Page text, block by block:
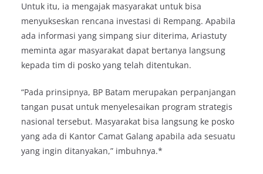
Untuk itu, ia mengajak masyarakat untuk bisa
menyukseskan rencana investasi di Rempang. Apabila
ada informasi yang simpang siur diterima, Ariastuty
meminta agar masyarakat dapat bertanya langsung
kepada tim di posko yang telah ditentukan.
“Pada prinsipnya, BP Batam merupakan perpanjangan
tangan pusat untuk menyelesaikan program strategis
nasional tersebut. Masyarakat bisa langsung ke posko
yang ada di Kantor Camat Galang apabila ada sesuatu
yang ingin ditanyakan,” imbuhnya.*